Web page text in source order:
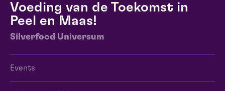
Voeding van de Toekomst in
Peel en Maas!
Silverfood Universum
Events